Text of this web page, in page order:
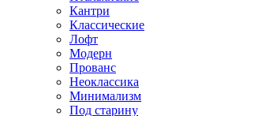
Кантри
Классические
Лофт
Модерн
Прованс
Неоклассика
Минимализм
Под старину